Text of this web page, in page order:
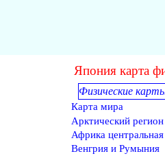
Япония карта
Физические
Пропустить меню
Карта мира
физическая
Арктический регион
Африка центральная
Венгрия и Румыния